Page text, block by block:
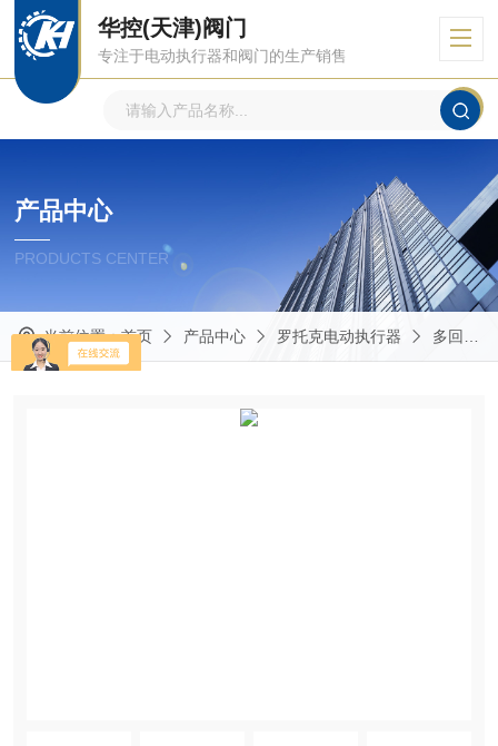
华控(天津)阀门
专注于电动执行器和阀门的生产销售
产品中心
PRODUCTS CENTER
当前位置：首页 产品中心 罗托克电动执行器 多回转电动执行器